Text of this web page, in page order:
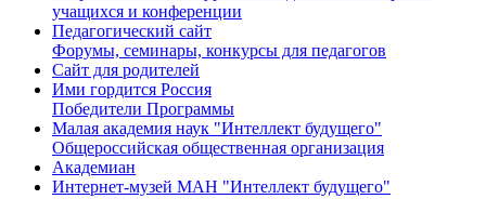
учащихся и конференции
Педагогический сайт
Форумы, семинары, конкурсы для педагогов
Сайт для родителей
Ими гордится Россия
Победители Программы
Малая академия наук "Интеллект будущего"
Общероссийская общественная организация
Академиан
Интернет-музей МАН "Интеллект будущего"